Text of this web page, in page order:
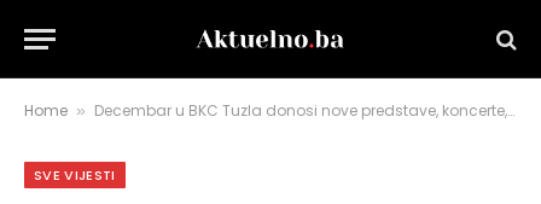
Home » Decembar u BKC Tuzla donosi nove predstave, koncerte, plesne večeri…
SVE VIJESTI